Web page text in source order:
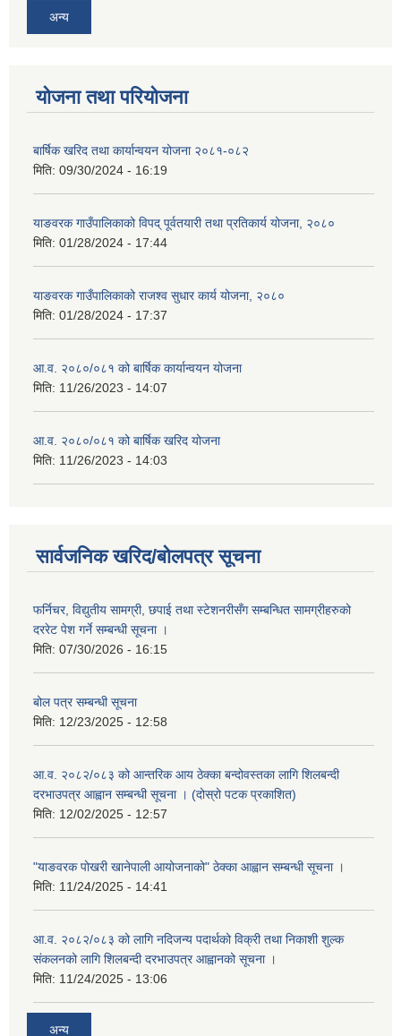
अन्य
योजना तथा परियोजना
बार्षिक खरिद तथा कार्यान्वयन योजना २०८१-०८२
मिति: 09/30/2024 - 16:19
याङवरक गाउँपालिकाको विपद् पूर्वतयारी तथा प्रतिकार्य योजना, २०८०
मिति: 01/28/2024 - 17:44
याङवरक गाउँपालिकाको राजश्व सुधार कार्य योजना, २०८०
मिति: 01/28/2024 - 17:37
आ.व. २०८०/०८१ को बार्षिक कार्यान्वयन योजना
मिति: 11/26/2023 - 14:07
आ.व. २०८०/०८१ को बार्षिक खरिद योजना
मिति: 11/26/2023 - 14:03
सार्वजनिक खरिद/बोलपत्र सूचना
फर्निचर, विद्युतीय सामग्री, छपाई तथा स्टेशनरीसँग सम्बन्धित सामग्रीहरुको
दररेट पेश गर्ने सम्बन्धी सूचना ।
मिति: 07/30/2026 - 16:15
बोल पत्र सम्बन्धी सूचना
मिति: 12/23/2025 - 12:58
आ.व. २०८२/०८३ को आन्तरिक आय ठेक्का बन्दोवस्तका लागि शिलबन्दी
दरभाउपत्र आह्वान सम्बन्धी सूचना । (दोस्रो पटक प्रकाशित)
मिति: 12/02/2025 - 12:57
"याङवरक पोखरी खानेपाली आयोजनाको" ठेक्का आह्वान सम्बन्धी सूचना ।
मिति: 11/24/2025 - 14:41
आ.व. २०८२/०८३ को लागि नदिजन्य पदार्थको विक्री तथा निकाशी शुल्क
संकलनको लागि शिलबन्दी दरभाउपत्र आह्वानको सूचना ।
मिति: 11/24/2025 - 13:06
अन्य